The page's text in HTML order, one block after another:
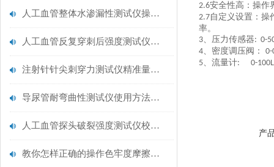
人工血管整体水渗漏性测试仪操作中最容易出错的步骤
人工血管反复穿刺后强度测试仪是什么？透析患者的“生命管“质量靠它把关！
注射针针尖刺穿力测试仪精准量化针尖锋利度，构筑临床安全防线
导尿管耐弯曲性测试仪使用方法与操作规范
人工血管探头破裂强度测试仪校准规范：精准赋能医疗安全的技术基准
教你怎样正确的操作色牢度摩擦测试机
2.6安全性高：操作
2.7自定义设置：操
率。
3、压力传感器: 0-
4、密度调压阀： 0-
5、流量计: 0-
产